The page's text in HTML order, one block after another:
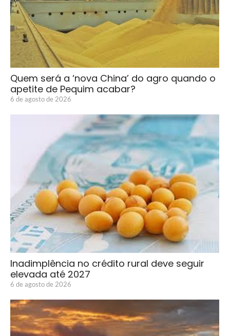
Quem será a ‘nova China’ do agro quando o
apetite de Pequim acabar?
6 de agosto de 2026
Inadimplência no crédito rural deve seguir
elevada até 2027
6 de agosto de 2026